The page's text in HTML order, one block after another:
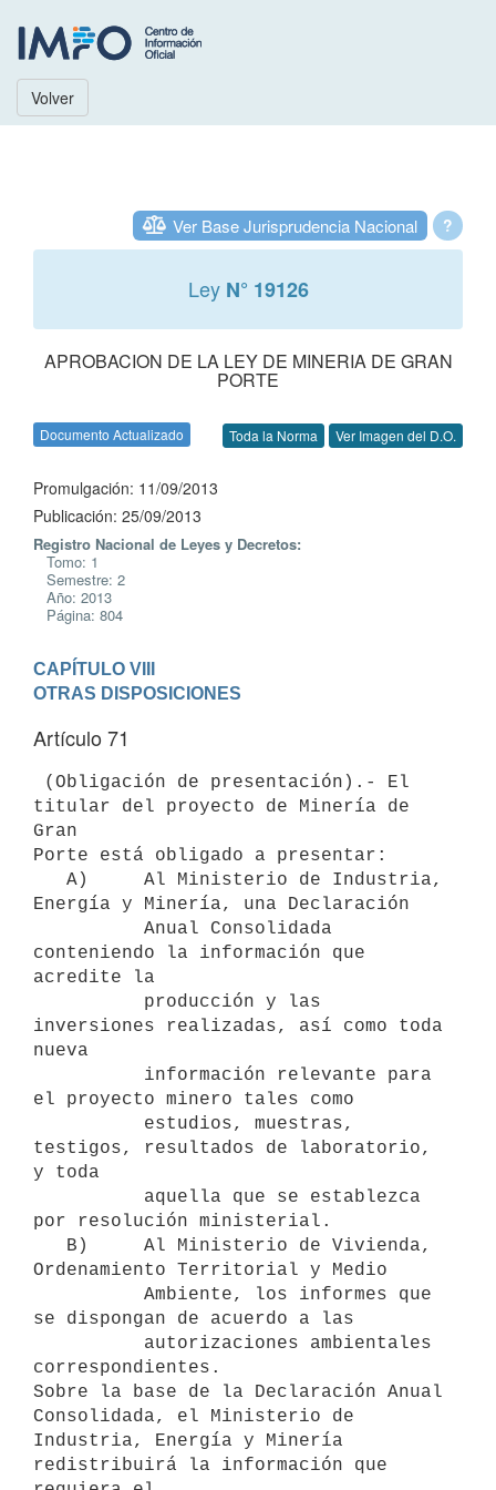
Volver
?
Ver Base Jurisprudencia Nacional
Ley N° 19126
APROBACION DE LA LEY DE MINERIA DE GRAN
PORTE
Documento Actualizado Toda la Norma Ver Imagen del D.O.
Promulgación: 11/09/2013
Publicación: 25/09/2013
Registro Nacional de Leyes y Decretos:
Tomo: 1
Semestre: 2
Año: 2013
Página: 804
CAPÍTULO VIII
OTRAS DISPOSICIONES
Artículo 71
titular del proyecto de Minería de
Gran
Porte está obligado a presentar:
Energía y Minería, una Declaración
conteniendo la información que
acredite la
inversiones realizadas, así como toda
nueva
el proyecto minero tales como
testigos, resultados de laboratorio,
y toda
por resolución ministerial.
Ordenamiento Territorial y Medio
se dispongan de acuerdo a las
correspondientes.
Sobre la base de la Declaración Anual
Consolidada, el Ministerio de
Industria, Energía y Minería
redistribuirá la información que